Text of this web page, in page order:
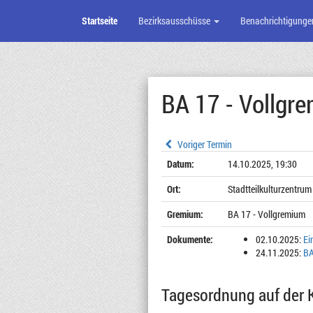
Zum
Seiteninhalt
Startseite Bezirksausschüsse
BA 17 -
Voriger Termin
Datum:
14.10.2025, 19:30
Ort:
Gremium:
BA 17 - Vollgremium
Dokumente:
02.10.2025:
24.11.2025:
Tagesordnung auf der